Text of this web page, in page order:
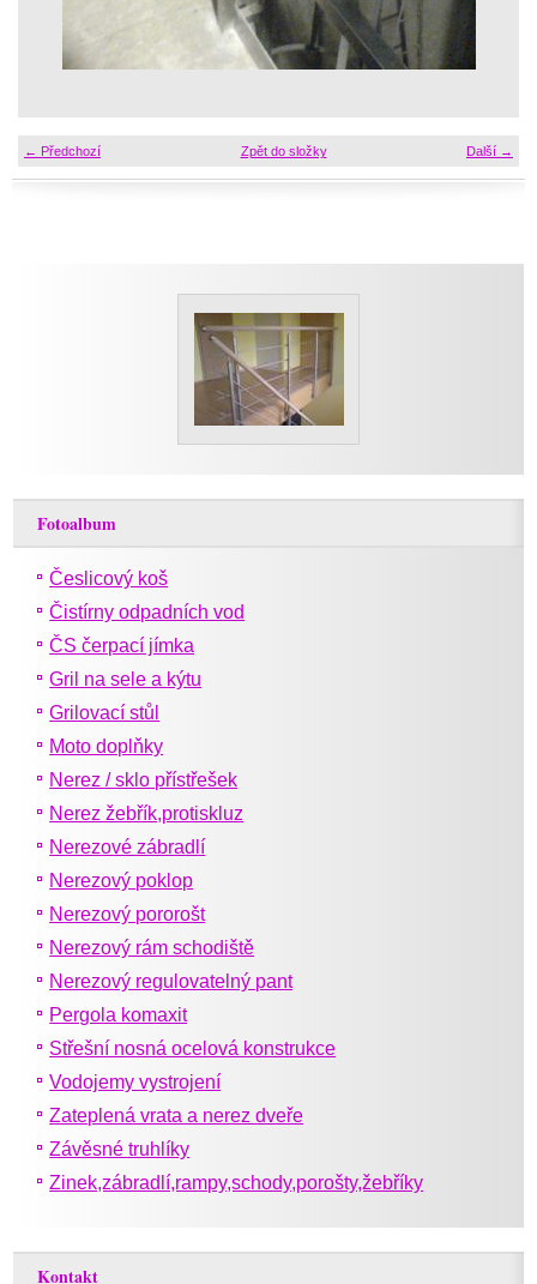
← Předchozí Další →
Zpět do složky
Fotoalbum
Česlicový koš
Čistírny odpadních vod
ČS čerpací jímka
Gril na sele a kýtu
Grilovací stůl
Moto doplňky
Nerez / sklo přístřešek
Nerez žebřík,protiskluz
Nerezové zábradlí
Nerezový poklop
Nerezový pororošt
Nerezový rám schodiště
Nerezový regulovatelný pant
Pergola komaxit
Střešní nosná ocelová konstrukce
Vodojemy vystrojení
Zateplená vrata a nerez dveře
Závěsné truhlíky
Zinek,zábradlí,rampy,schody,porošty,žebříky
Kontakt